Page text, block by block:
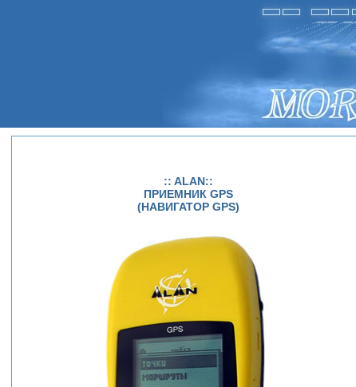
:: ALAN::
ПРИЕМНИК GPS
(НАВИГАТОР GPS)